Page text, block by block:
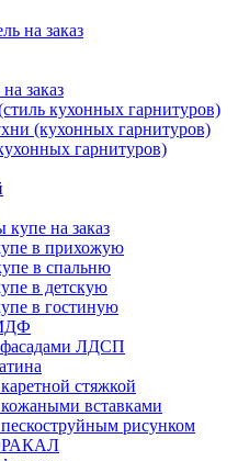
на заказ
заказ
кухонных гарнитуров)
(кухонных гарнитуров)
гарнитуров)
на заказ
в прихожую
в спальню
в детскую
в гостиную
ЛДСП
стяжкой
вставками
рисунком